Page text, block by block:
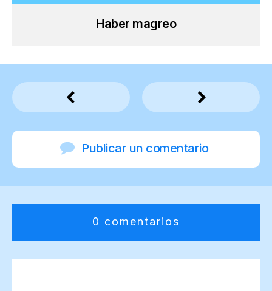
Haber magreo
Publicar un comentario
0 comentarios